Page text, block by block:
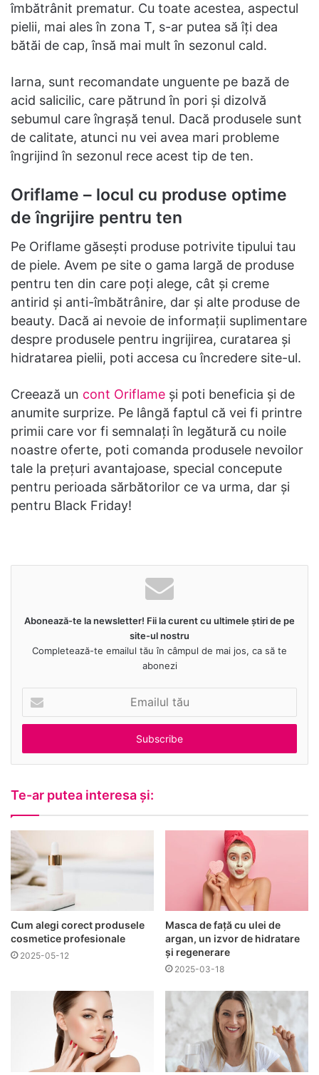
îmbătrânit prematur. Cu toate acestea, aspectul
pielii, mai ales în zona T, s-ar putea să îți dea
bătăi de cap, însă mai mult în sezonul cald.
Iarna, sunt recomandate unguente pe bază de
acid salicilic, care pătrund în pori și dizolvă
sebumul care îngrașă tenul. Dacă produsele sunt
de calitate, atunci nu vei avea mari probleme
îngrijind în sezonul rece acest tip de ten.
Oriflame – locul cu produse optime
de îngrijire pentru ten
Pe Oriflame găsești produse potrivite tipului tau
de piele. Avem pe site o gama largă de produse
pentru ten din care poți alege, cât și creme
antirid și anti-îmbătrânire, dar și alte produse de
beauty. Dacă ai nevoie de informații suplimentare
despre produsele pentru ingrijirea, curatarea și
hidratarea pielii, poti accesa cu încredere site-ul.
Creează un cont Oriflame și poti beneficia și de
anumite surprize. Pe lângă faptul că vei fi printre
primii care vor fi semnalați în legătură cu noile
noastre oferte, poti comanda produsele nevoilor
tale la prețuri avantajoase, special concepute
pentru perioada sărbătorilor ce va urma, dar și
pentru Black Friday!
Abonează-te la newsletter! Fii la curent cu ultimele știri de pe
site-ul nostru
Completează-te emailul tău în câmpul de mai jos, ca să te
abonezi
tău
Te-ar putea interesa și:
Cum alegi corect produsele
cosmetice profesionale
2025-05-12
Masca de față cu ulei de
argan, un izvor de hidratare
și regenerare
2025-03-18